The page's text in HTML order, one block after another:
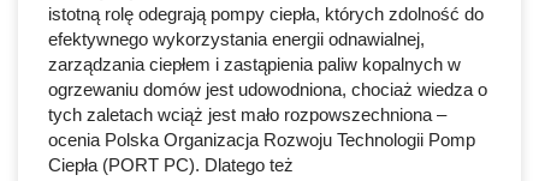
istotną rolę odegrają pompy ciepła, których zdolność do
efektywnego wykorzystania energii odnawialnej,
zarządzania ciepłem i zastąpienia paliw kopalnych w
ogrzewaniu domów jest udowodniona, chociaż wiedza o
tych zaletach wciąż jest mało rozpowszechniona –
ocenia Polska Organizacja Rozwoju Technologii Pomp
Ciepła (PORT PC). Dlatego też